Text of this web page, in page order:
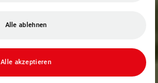
Alle ablehnen
Alle akzeptieren